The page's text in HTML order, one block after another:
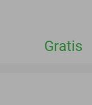
Gratis